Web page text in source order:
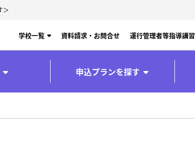
＞
学校一覧 資料請求・お問合せ 運行管理者等指導講習
申込プランを探す